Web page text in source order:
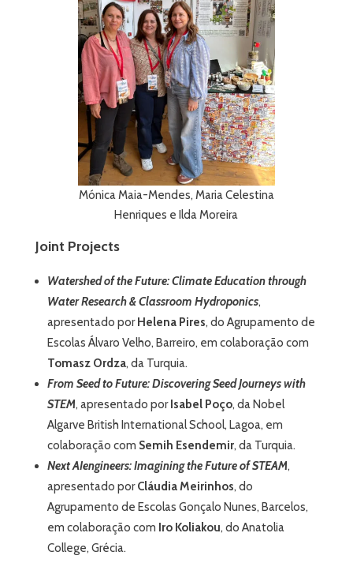
Mónica Maia-Mendes, Maria Celestina
Henriques e Ilda Moreira
Joint Projects
Watershed of the Future: Climate Education through
Water Research & Classroom Hydroponics,
apresentado porHelena Pires, do Agrupamento de
Escolas Álvaro Velho, Barreiro, em colaboração com
Tomasz Ordza, da Turquia.
From Seed to Future: Discovering Seed Journeys with
STEM, apresentado porIsabel Poço, da Nobel
Algarve British International School, Lagoa, em
colaboração com Semih Esendemir, da Turquia.
Next AIengineers: Imagining the Future of STEAM,
apresentado porCláudia Meirinhos, do
Agrupamento de Escolas Gonçalo Nunes, Barcelos,
em colaboração com Iro Koliakou, do Anatolia
College, Grécia.